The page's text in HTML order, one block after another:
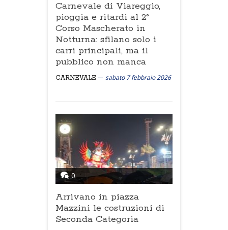
Carnevale di Viareggio,
pioggia e ritardi al 2°
Corso Mascherato in
Notturna: sfilano solo i
carri principali, ma il
pubblico non manca
CARNEVALE sabato 7 febbraio 2026
0
Arrivano in piazza
Mazzini le costruzioni di
Seconda Categoria